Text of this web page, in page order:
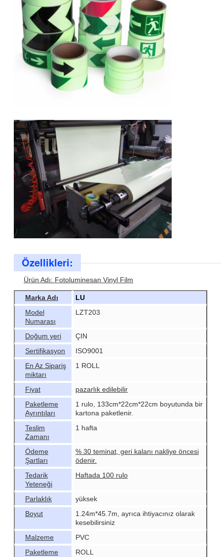
Özellikleri:
Ürün Adı: Fotoluminesan Vinyl Film
Marka Adı
LU
Model
Numarası
LZT203
Doğum yeri
ÇIN
Sertifikasyon
ISO9001
En Az Sipariş
miktarı
1 ROLL
Fiyat
pazarlık edilebilir
Paketleme
Ayrıntıları
1 rulo, 133cm*22cm*22cm boyutunda bir
kartona paketlenir.
Teslim
Zamanı
1 hafta
Ödeme
Şartları
% 30 teminat, geri kalanı nakliye öncesi
ödenir.
Tedarik
Yeteneği
Haftada 100 rulo
Parlaklık
yüksek
Boyut
1.24m*45.7m, ayrıca ihtiyacınız olarak
kesebilirsiniz
Malzeme
PVC
Paketleme
ROLL